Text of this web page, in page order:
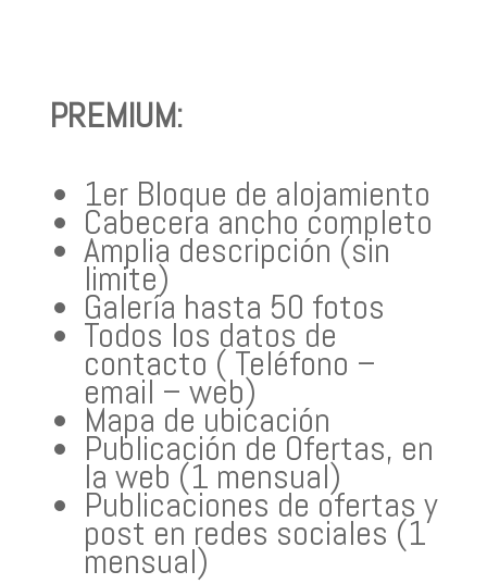
PREMIUM:
1er Bloque de alojamiento
Cabecera ancho completo
Amplia descripción (sin
limite)
Galería hasta 50 fotos
Todos los datos de
contacto ( Teléfono –
email – web)
Mapa de ubicación
Publicación de Ofertas, en
la web (1 mensual)
Publicaciones de ofertas y
post en redes sociales (1
mensual)